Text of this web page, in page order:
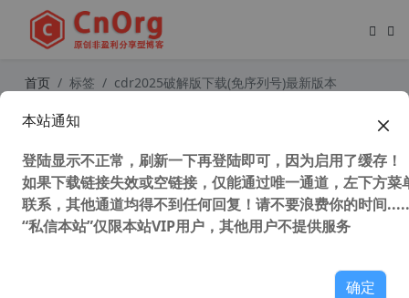
首页 标签 cdr2025破解版下载(免序列号)最新版本
CorelDRAW Graphics Suite 2025 v2
登陆 永不过期
本站通知
登陆显示不正常，刷新一下再登陆即可，因为启用了缓存！
如果下载链接失效或空链接，仅能通过唯一通道，左下方菜
联系，其他通道均得不到任何回复！请不要浪费你的时间
“私信本站”仅限本站VIP用户，其他用户不提供服务
确定